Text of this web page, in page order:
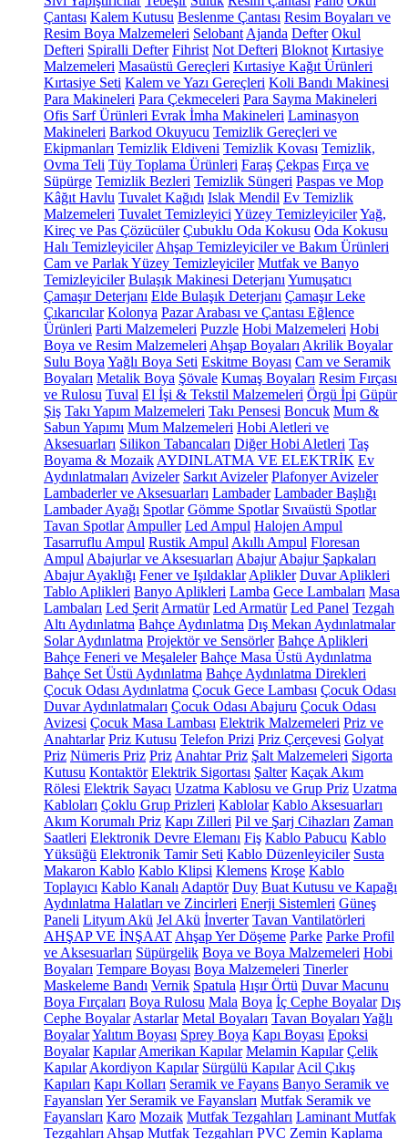
Çantası Kalem Kutusu Beslenme Çantası Resim Boyaları ve
Resim Boya Malzemeleri Selobant Ajanda Defter Okul
Defteri Spiralli Defter Fihrist Not Defteri Bloknot Kırtasiye
Malzemeleri Masaüstü Gereçleri Kırtasiye Kağıt Ürünleri
Kırtasiye Seti Kalem ve Yazı Gereçleri Koli Bandı Makinesi
Para Makineleri Para Çekmeceleri Para Sayma Makineleri
Ofis Sarf Ürünleri Evrak İmha Makineleri Laminasyon
Makineleri Barkod Okuyucu Temizlik Gereçleri ve
Ekipmanları Temizlik Eldiveni Temizlik Kovası Temizlik,
Ovma Teli Tüy Toplama Ürünleri Faraş Çekpas Fırça ve
Süpürge Temizlik Bezleri Temizlik Süngeri Paspas ve Mop
Kâğıt Havlu Tuvalet Kağıdı Islak Mendil Ev Temizlik
Malzemeleri Tuvalet Temizleyici Yüzey TemizleyicilerYağ,
Kireç ve Pas Çözücüler Çubuklu Oda Kokusu Oda Kokusu
Halı Temizleyiciler Ahşap Temizleyiciler ve Bakım Ürünleri
Cam ve Parlak Yüzey Temizleyiciler Mutfak ve Banyo
Temizleyiciler Bulaşık Makinesi Deterjanı Yumuşatıcı
Çamaşır Deterjanı Elde Bulaşık Deterjanı Çamaşır Leke
Çıkarıcılar Kolonya Pazar Arabası ve Çantası Eğlence
Ürünleri Parti Malzemeleri Puzzle Hobi Malzemeleri Hobi
Boya ve Resim Malzemeleri Ahşap Boyaları Akrilik Boyalar
Sulu Boya Yağlı Boya Seti Eskitme Boyası Cam ve Seramik
Boyaları Metalik Boya Şövale Kumaş Boyaları Resim Fırçası
ve Rulosu Tuval El İşi & Tekstil Malzemeleri Örgü İpi Güpür
Şiş Takı Yapım Malzemeleri Takı Pensesi Boncuk Mum &
Sabun Yapımı Mum Malzemeleri Hobi Aletleri ve
Aksesuarları Silikon Tabancaları Diğer Hobi Aletleri Taş
Boyama & Mozaik AYDINLATMA VE ELEKTRİK Ev
Aydınlatmaları Avizeler Sarkıt Avizeler Plafonyer Avizeler
Lambaderler ve Aksesuarları Lambader Lambader Başlığı
Lambader Ayağı Spotlar Gömme Spotlar Sıvaüstü Spotlar
Tavan Spotlar Ampuller Led Ampul Halojen Ampul
Tasarruflu Ampul Rustik Ampul Akıllı Ampul Floresan
Ampul Abajurlar ve Aksesuarları Abajur Abajur Şapkaları
Abajur Ayaklığı Fener ve Işıldaklar Aplikler Duvar Aplikleri
Tablo Aplikleri Banyo Aplikleri Lamba Gece Lambaları Masa
Lambaları Led Şerit Armatür Led Armatür Led Panel Tezgah
Altı Aydınlatma Bahçe Aydınlatma Dış Mekan Aydınlatmalar
Solar Aydınlatma Projektör ve Sensörler Bahçe Aplikleri
Bahçe Feneri ve Meşaleler Bahçe Masa Üstü Aydınlatma
Bahçe Set Üstü Aydınlatma Bahçe Aydınlatma Direkleri
Çocuk Odası Aydınlatma Çocuk Gece Lambası Çocuk Odası
Duvar Aydınlatmaları Çocuk Odası Abajuru Çocuk Odası
Avizesi Çocuk Masa Lambası Elektrik Malzemeleri Priz ve
Anahtarlar Priz Kutusu Telefon Prizi Priz Çerçevesi Golyat
Priz Nümeris Priz Priz Anahtar Priz Şalt Malzemeleri Sigorta
Kutusu Kontaktör Elektrik Sigortası Şalter Kaçak Akım
Rölesi Elektrik Sayacı Uzatma Kablosu ve Grup Priz Uzatma
Kabloları Çoklu Grup Prizleri Kablolar Kablo Aksesuarları
Akım Korumalı Priz Kapı Zilleri Pil ve Şarj Cihazları Zaman
Saatleri Elektronik Devre Elemanı Fiş Kablo Pabucu Kablo
Yüksüğü Elektronik Tamir Seti Kablo Düzenleyiciler Susta
Makaron Kablo Kablo Klipsi Klemens Kroşe Kablo
Toplayıcı Kablo Kanalı Adaptör Duy Buat Kutusu ve Kapağı
Aydınlatma Halatları ve Zincirleri Enerji Sistemleri Güneş
Paneli Lityum Akü Jel Akü İnverter Tavan Vantilatörleri
AHŞAP VE İNŞAAT Ahşap Yer Döşeme Parke Parke Profil
ve Aksesuarları Süpürgelik Boya ve Boya Malzemeleri Hobi
Boyaları Tempare Boyası Boya Malzemeleri Tinerler
Maskeleme Bandı Vernik Spatula Hışır Örtü Duvar Macunu
Boya Fırçaları Boya Rulosu Mala Boya İç Cephe Boyalar Dış
Cephe Boyalar Astarlar Metal Boyaları Tavan Boyaları Yağlı
BoyalarYalıtım Boyası Sprey Boya Kapı Boyası Epoksi
Boyalar Kapılar Amerikan Kapılar Melamin Kapılar Çelik
Kapılar Akordiyon Kapılar Sürgülü Kapılar Acil Çıkış
Kapıları Kapı Kolları Seramik ve Fayans Banyo Seramik ve
Fayansları Yer Seramik ve Fayansları Mutfak Seramik ve
Fayansları Karo Mozaik Mutfak Tezgahları Laminant Mutfak
Tezgahları Ahşap Mutfak Tezgahları PVC Zemin Kaplama